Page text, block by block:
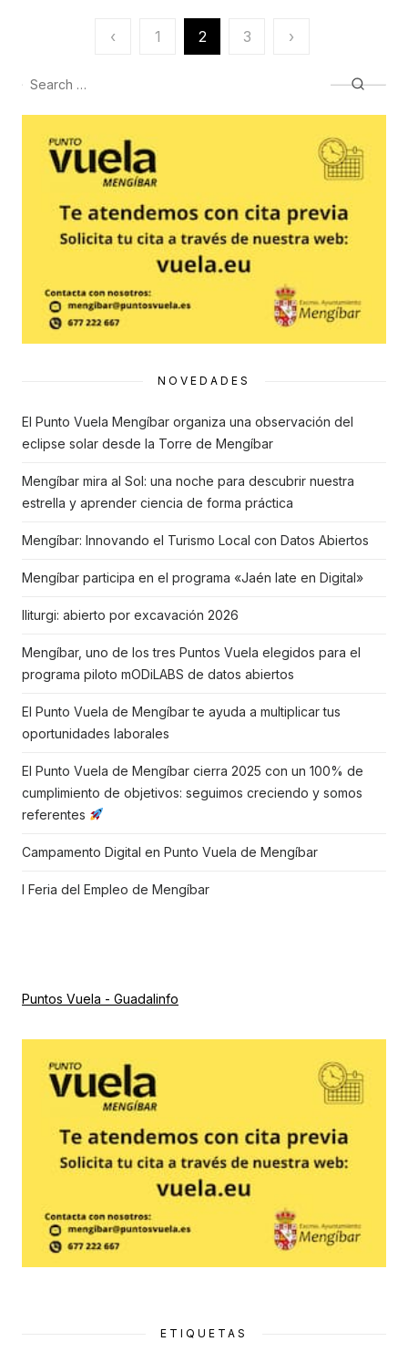
Paginación
‹ 1 2 3 ›
Search
NOVEDADES
El Punto Vuela Mengíbar organiza una observación del
eclipse solar desde la Torre de Mengíbar
Mengíbar mira al Sol: una noche para descubrir nuestra
estrella y aprender ciencia de forma práctica
Mengíbar: Innovando el Turismo Local con Datos Abiertos
Mengíbar participa en el programa «Jaén late en Digital»
Iliturgi: abierto por excavación 2026
Mengíbar, uno de los tres Puntos Vuela elegidos para el
programa piloto mODiLABS de datos abiertos
El Punto Vuela de Mengíbar te ayuda a multiplicar tus
oportunidades laborales
El Punto Vuela de Mengíbar cierra 2025 con un 100% de
cumplimiento de objetivos: seguimos creciendo y somos
referentes
Campamento Digital en Punto Vuela de Mengíbar
I Feria del Empleo de Mengíbar
Puntos Vuela - Guadalinfo
ETIQUETAS